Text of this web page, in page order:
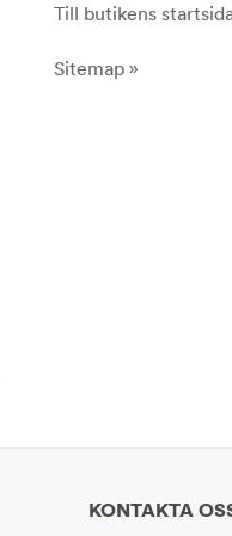
Till butikens
Sitemap »
KONTAKTA